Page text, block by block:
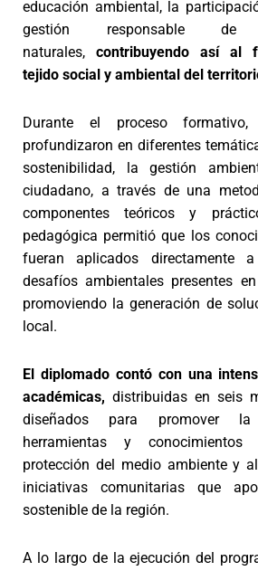
educación ambiental, la
gestión responsable
naturales, contribuyendo así al
tejido social y ambiental del
Durante el proceso
profundizaron en diferentes
sostenibilidad, la gestión
ciudadano, a través de una
componentes teóricos y
pedagógica permitió que los
fueran aplicados directamente
desafíos ambientales presentes
promoviendo la generación de
local.
El diplomado contó con una
académicas, distribuidas en seis
diseñados para promover
herramientas y
protección del medio ambiente y
iniciativas comunitarias que
sostenible de la región.
A lo largo de la ejecución del